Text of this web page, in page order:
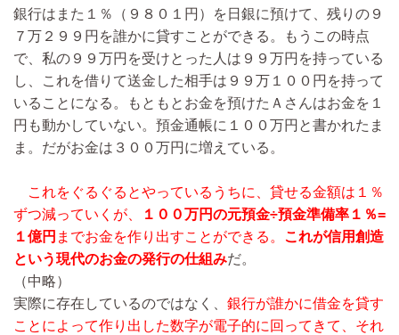
銀行はまた１％（９８０１円）を日銀に預けて、残りの９
７万２９９円を誰かに貸すことができる。もうこの時点
で、私の９９万円を受けとった人は９９万円を持っている
し、これを借りて送金した相手は９９万１００円を持って
いることになる。もともとお金を預けたＡさんはお金を１
円も動かしていない。預金通帳に１００万円と書かれたま
ま。だがお金は３００万円に増えている。
これをぐるぐるとやっているうちに、貸せる金額は１％
ずつ減っていくが、
１００万円の元預金÷預金準備率１％=
１億円 までお金を作り出すことができる。 これが信用創造
という現代のお金の発行の仕組みだ。
（中略）
実際に存在しているのではなく、 銀行が誰かに借金を貸す
ことによって作り出した数字が電子的に回ってきて、それ